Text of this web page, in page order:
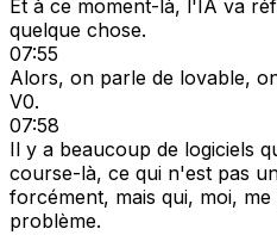
Et à ce moment-là, l'IA va
quelque chose.
07:55
Alors, on parle de lovable,
V0.
07:58
Il y a beaucoup de logiciels
course-là, ce qui n'est pas
forcément, mais qui, moi,
problème.